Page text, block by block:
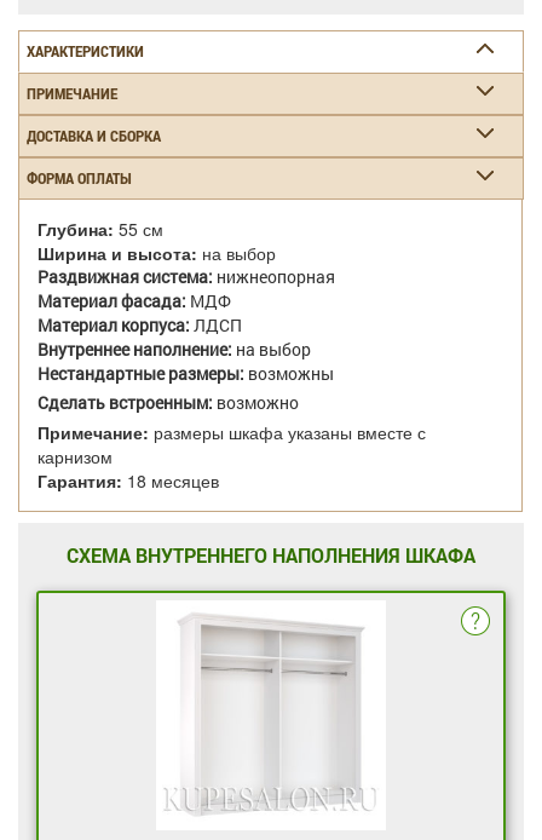
ХАРАКТЕРИСТИКИ
ПРИМЕЧАНИЕ
ДОСТАВКА И СБОРКА
ФОРМА ОПЛАТЫ
Глубина: 55 см
Ширина и высота: на выбор
Раздвижная система: нижнеопорная
Материал фасада: МДФ
Материал корпуса: ЛДСП
Внутреннее наполнение: на выбор
Нестандартные размеры: возможны
Сделать встроенным: возможно
Примечание: размеры шкафа указаны вместе с
карнизом
Гарантия: 18 месяцев
СХЕМА ВНУТРЕННЕГО НАПОЛНЕНИЯ ШКАФА